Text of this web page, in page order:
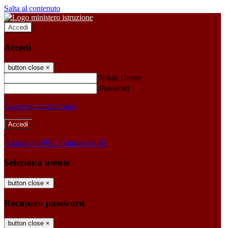
Salta al contenuto
Accedi
Accedi
button close ×
Nome Utente
Password
Password dimenticata?
-
Entra con SPID Entra con CIE
Seleziona utente
button close ×
Recupero password
button close ×